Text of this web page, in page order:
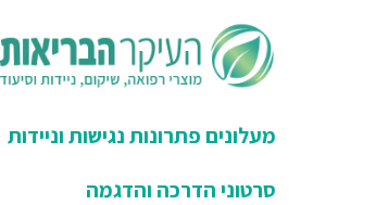
מעלונים פתרונות נגישות וניידות
סרטוני הדרכה והדגמה